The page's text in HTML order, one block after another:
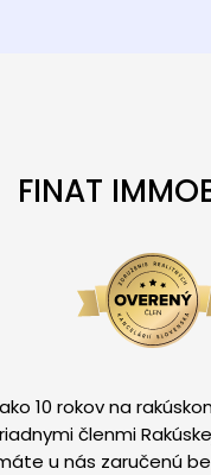
FINAT
ako 10 rokov na
členmi
u nás zaručenú